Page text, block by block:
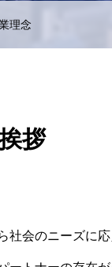
理念
拶
社会のニーズに